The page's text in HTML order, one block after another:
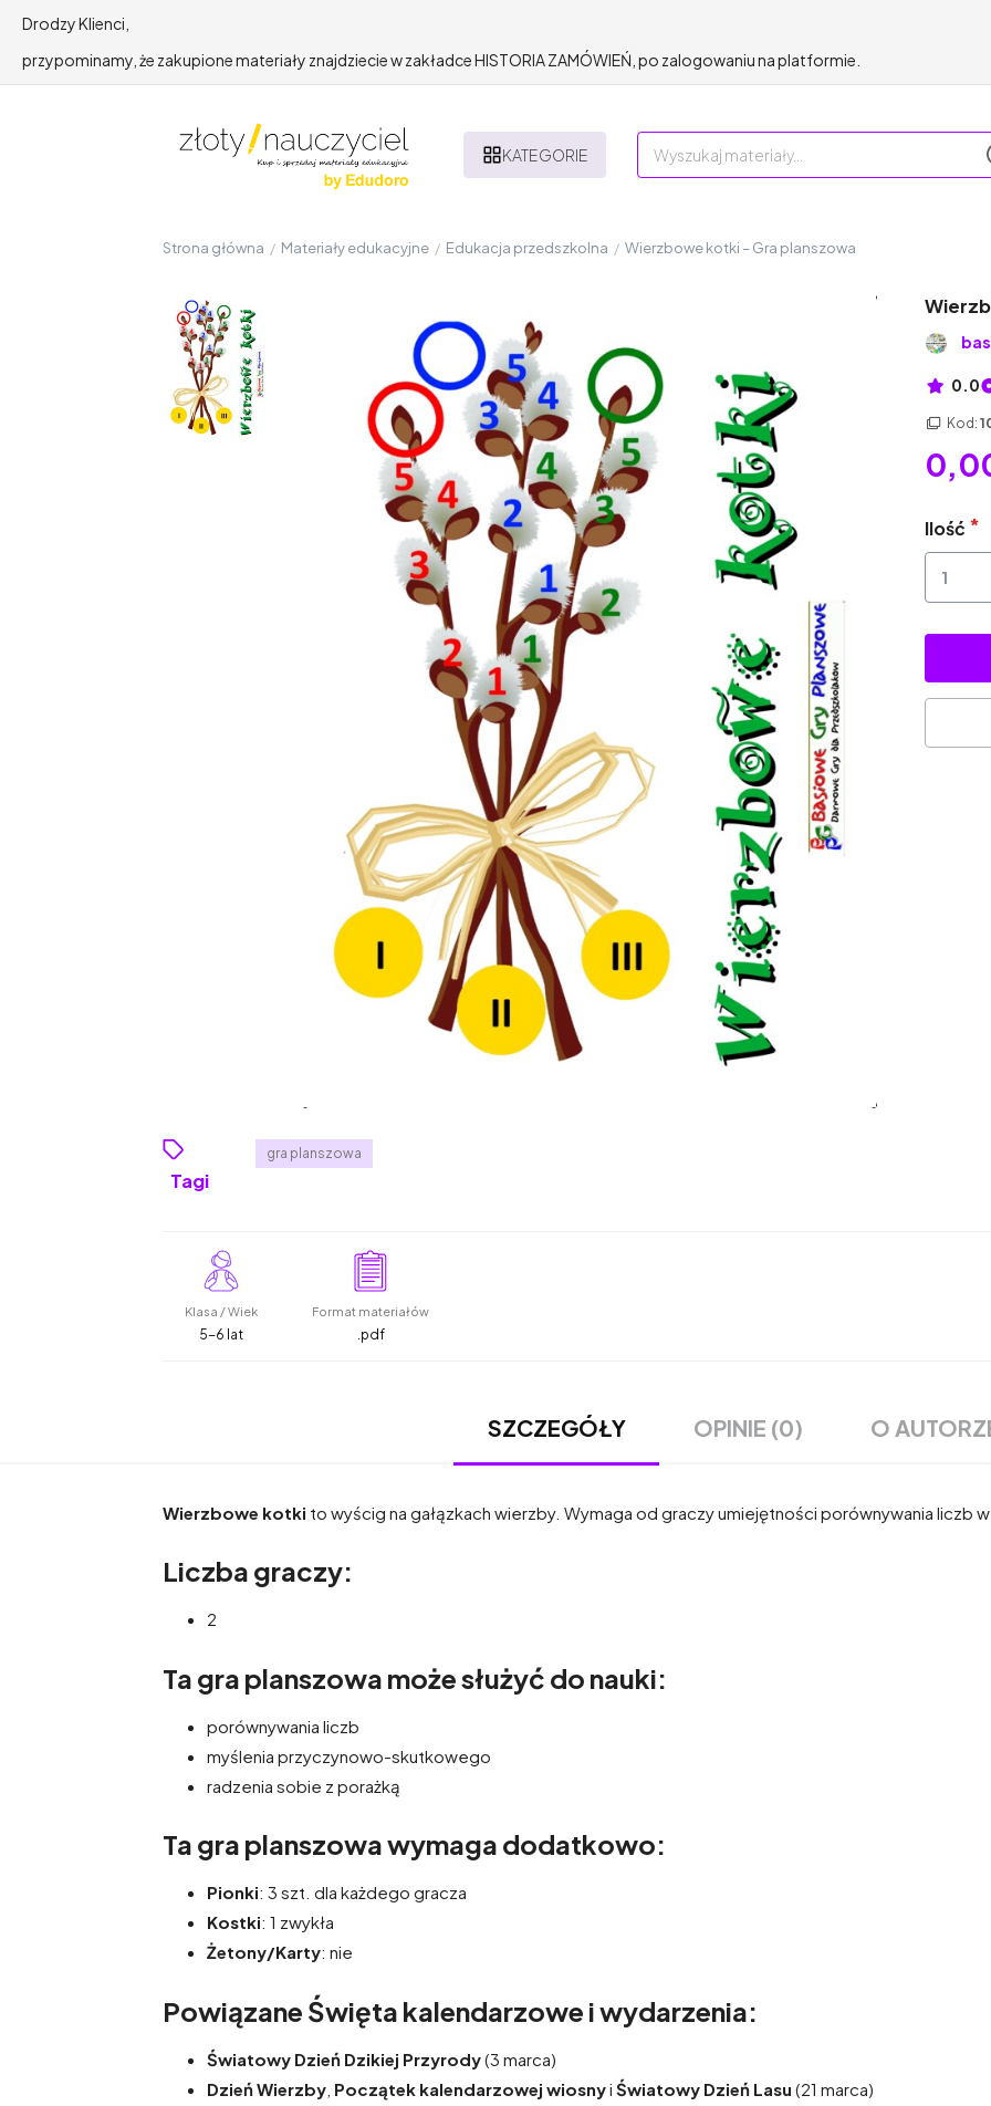
Drodzy Klienci,
przypominamy, że zakupione materiały znajdziecie w zakładce HISTORIA ZAMÓWIEŃ, po zalogowaniu na platformie.
KATEGORIE
Strona główna / Materiały edukacyjne / Edukacja przedszkolna / Wierzbowe kotki – Gra planszowa
Tagi
gra planszowa
0.0
Kod:
Ilość
Klasa / Wiek
5-6 lat
Format materiałów
.pdf
SZCZEGÓŁY OPINIE (0) O
Wierzbowe kotki to wyścig na gałązkach wierzby. Wymaga od graczy umiejętności porównywania liczb w
Liczba graczy:
2
Ta gra planszowa może służyć do nauki:
porównywania liczb
myślenia przyczynowo-skutkowego
radzenia sobie z porażką
Ta gra planszowa wymaga dodatkowo:
Pionki: 3 szt. dla każdego gracza
Kostki: 1 zwykła
Żetony/Karty: nie
Powiązane Święta kalendarzowe i wydarzenia:
Światowy Dzień Dzikiej Przyrody(3 marca)
Dzień Wierzby Początek kalendarzowej wiosnyi Światowy Dzień Lasu (21 marca)